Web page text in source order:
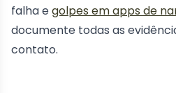
falha egolpes em apps de
documente todas as
contato.